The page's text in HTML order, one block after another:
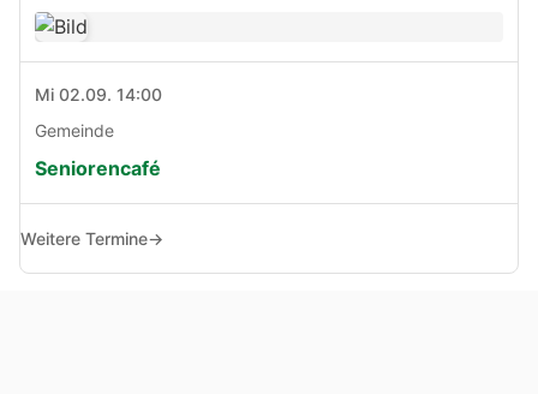
Mi 02.09. 14:00
Gemeinde
Seniorencafé
Weitere Termine→